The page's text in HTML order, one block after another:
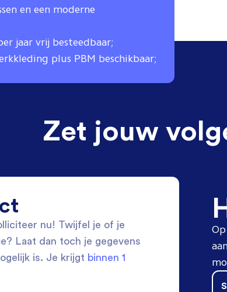
en een moderne
jaar vrij besteedbaar;
plus PBM beschikbaar;
Zet jouw
nu! Twijfel je of je
Laat dan toch je gegevens
is. Je krijgt binnen 1